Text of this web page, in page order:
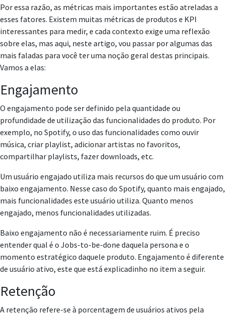
Por essa razão, as métricas mais importantes estão atreladas a
esses fatores. Existem muitas métricas de produtos e KPI
interessantes para medir, e cada contexto exige uma reflexão
sobre elas, mas aqui, neste artigo, vou passar por algumas das
mais faladas para você ter uma noção geral destas principais.
Vamos a elas:
Engajamento
O engajamento pode ser definido pela quantidade ou
profundidade de utilização das funcionalidades do produto. Por
exemplo, no Spotify, o uso das funcionalidades como ouvir
música, criar playlist, adicionar artistas no favoritos,
compartilhar playlists, fazer downloads, etc.
Um usuário engajado utiliza mais recursos do que um usuário com
baixo engajamento. Nesse caso do Spotify, quanto mais engajado,
mais funcionalidades este usuário utiliza. Quanto menos
engajado, menos funcionalidades utilizadas.
Baixo engajamento não é necessariamente ruim. É preciso
entender qual é o Jobs-to-be-done daquela persona e o
momento estratégico daquele produto. Engajamento é diferente
de usuário ativo, este que está explicadinho no item a seguir.
Retenção
A retenção refere-se à porcentagem de usuários ativos pela